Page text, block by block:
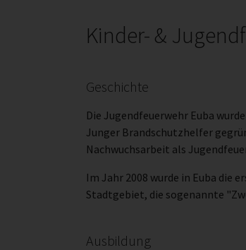
Kinder- &
Geschichte
Die Jugendfeuerwehr Euba
Junger Brandschutzhelfer
Nachwuchsarbeit als
Im Jahr 2008 wurde in Euba die
Stadtgebiet, die sogenannte
Ausbildung